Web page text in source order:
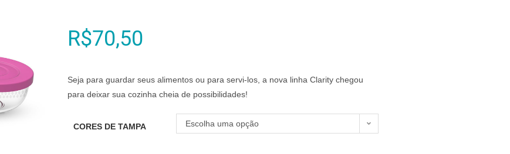
R$70,50
Seja para guardar seus alimentos ou para servi-los, a nova linha Clarity chegou
para deixar sua cozinha cheia de possibilidades!
CORES DE TAMPA Escolha uma opção